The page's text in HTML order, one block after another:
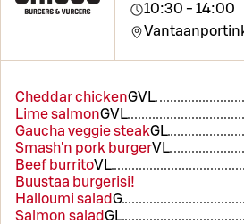
10:30 - 14:00
Cheddar chickenGVL
Lime salmonGVL
Gaucha veggie steakGL
Smash'n pork burgerVL
Beef burritoVL
Buustaa burgerisi!
Halloumi saladG
Salmon saladGL